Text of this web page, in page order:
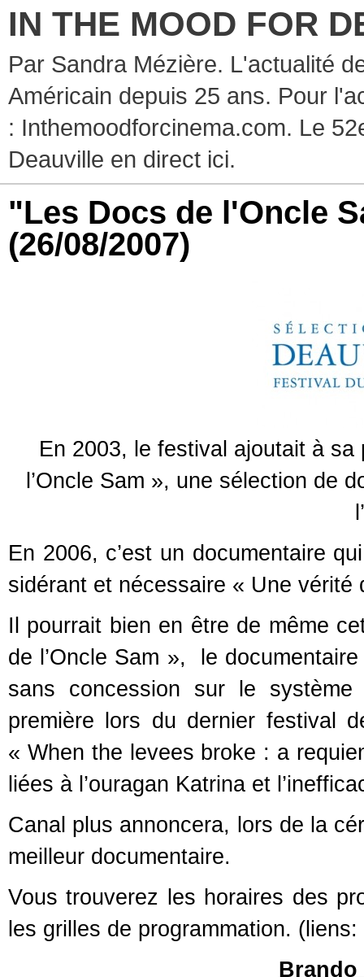
IN THE MOOD FOR
Par Sandra Mézière. L'actualité
Américain depuis 25 ans. Pour
: Inthemoodforcinema.com. Le
Deauville en direct ici.
"Les Docs de l'Oncle
(26/08/2007)
En 2003, le festival ajoutait à
l’Oncle Sam », une sélection de
En 2006, c’est un documentaire
sidérant et nécessaire « Une vérité
Il pourrait bien en être de même
de l’Oncle Sam », le
sans concession sur le
première lors du dernier festival
« When the levees broke : a
liées à l’ouragan Katrina et
Canal plus annoncera, lors de la
meilleur documentaire.
Vous trouverez les horaires des
les grilles de programmation.
Brando